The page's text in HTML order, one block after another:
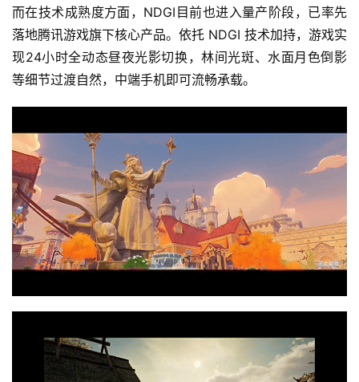
戏
2
0
第
十
三
届
金
茶
奖
而在技术成熟度方面，NDGI目前也进入量产阶段，已率先
落地腾讯游戏旗下核心产品。依托 NDGI 技术加持，游戏实
现24小时全动态昼夜光影切换，林间光斑、水面月色倒影
等细节过渡自然，中端手机即可流畅承载。